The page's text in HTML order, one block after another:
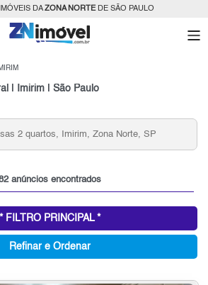
DAZONA NORTEDE SÃO PAULO
| Imirim | São Paulo
2 quartos, Imirim, Zona Norte, SP
anúncios encontrados
* FILTRO PRINCIPAL *
Refinar e Ordenar